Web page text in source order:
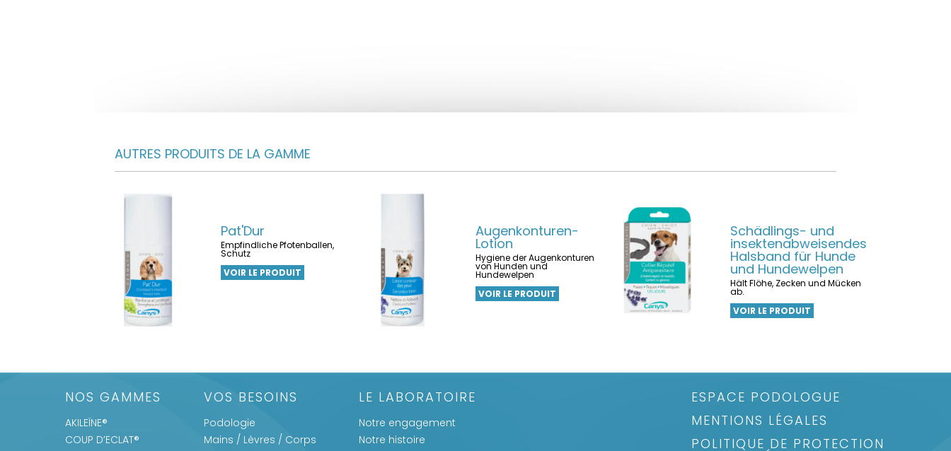
AUTRES PRODUITS DE LA GAMME
Pat'Dur
Empfindliche Pfotenballen,
Schutz
VOIR LE PRODUIT
Augenkonturen-
Lotion
Hygiene der Augenkonturen
von Hunden und
Hundewelpen
VOIR LE PRODUIT
Schädlings- und
insektenabweisendes
Halsband für Hunde
und Hundewelpen
Hält Flöhe, Zecken und Mücken
ab.
VOIR LE PRODUIT
NOS GAMMES
AKILEÏNE®
COUP D’ECLAT®
VOS BESOINS
Podologie
Mains / Lèvres / Corps
LE LABORATOIRE
Notre engagement
Notre histoire
ESPACE PODOLOGUE
MENTIONS LÉGALES
POLITIQUE DE PROTECTION